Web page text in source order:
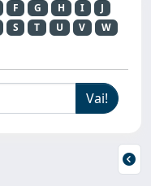
F G H I
J
S T U V
W